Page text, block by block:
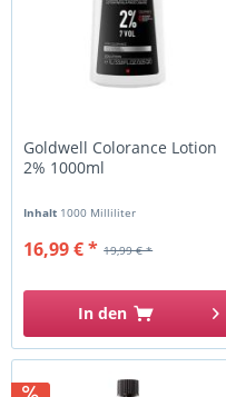
Goldwell Colorance Lotion
2% 1000ml
Inhalt 1000 Milliliter
19,99 € *
16,99 € *
In den